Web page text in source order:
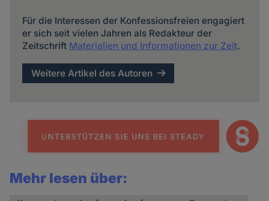
Für die Interessen der Konfessionsfreien engagiert
er sich seit vielen Jahren als Redakteur der
Zeitschrift Materialien und Informationen zur Zeit.
Weitere Artikel des Autoren
Mehr lesen über: